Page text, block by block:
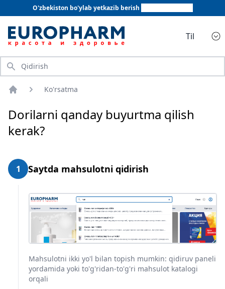
O'zbekiston bo'ylab yetkazib berish
Til
Qidirish
Ko'rsatma
Dorilarni qanday buyurtma qilish
kerak?
1 Saytda mahsulotni qidirish
Mahsulotni ikki yo'l bilan topish mumkin: qidiruv paneli
yordamida yoki to'g'ridan-to'g'ri mahsulot katalogi
orqali